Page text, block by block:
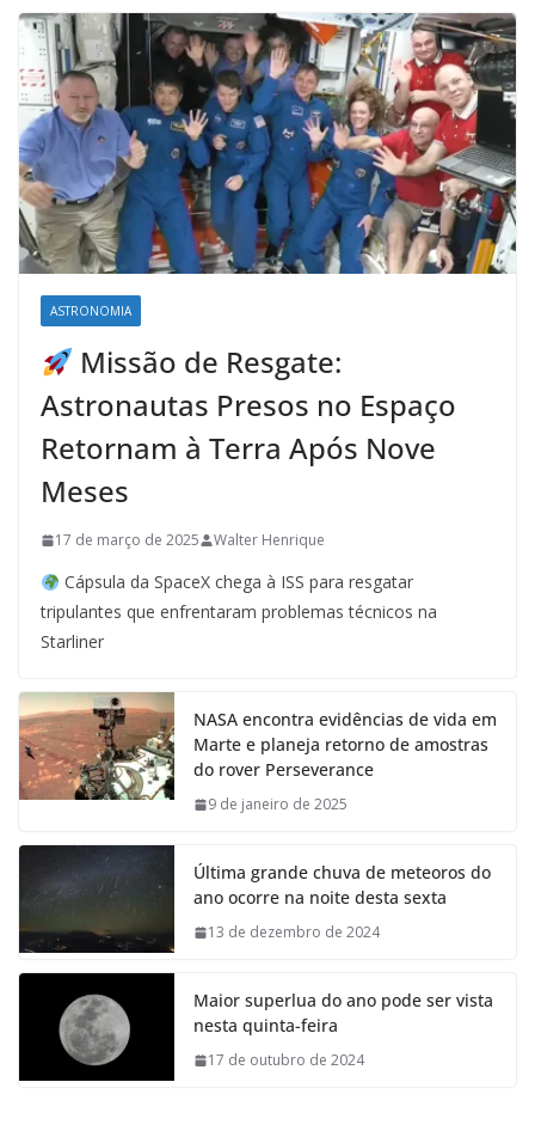
ASTRONOMIA
Missão de Resgate:
Astronautas Presos no Espaço
Retornam à Terra Após Nove
Meses
17 de março de 2025 Walter Henrique
Cápsula da SpaceX chega à ISS para resgatar
tripulantes que enfrentaram problemas técnicos na
Starliner
NASA encontra evidências de vida em
Marte e planeja retorno de amostras
do rover Perseverance
9 de janeiro de 2025
Última grande chuva de meteoros do
ano ocorre na noite desta sexta
13 de dezembro de 2024
Maior superlua do ano pode ser vista
nesta quinta-feira
17 de outubro de 2024